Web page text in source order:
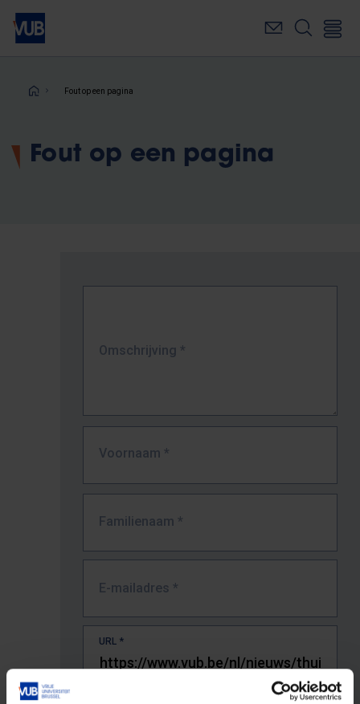
Overslaan
naar
inhoudKruimelpad
Fout op een pagina
Fout op een pagina
Omschrijving *
Voornaam *
Familienaam *
E-mailadres *
URL *
De volledige URL van de pagina waar je de fout zag.